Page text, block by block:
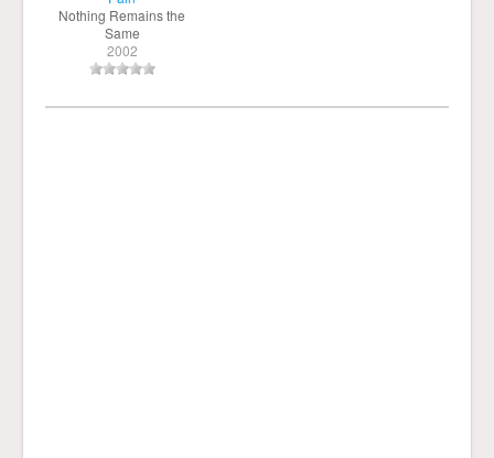
Nothing Remains the
Same
2002